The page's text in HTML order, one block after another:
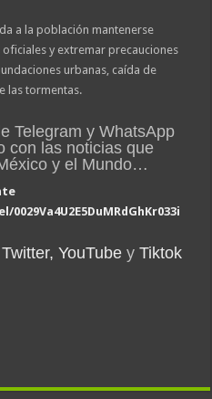
a la población mantenerse
y extremar precauciones
urbanas, caída de
las tormentas.
Telegram y WhatsApp
con las noticias que
y el Mundo…
Twitter, YouTube yTiktok